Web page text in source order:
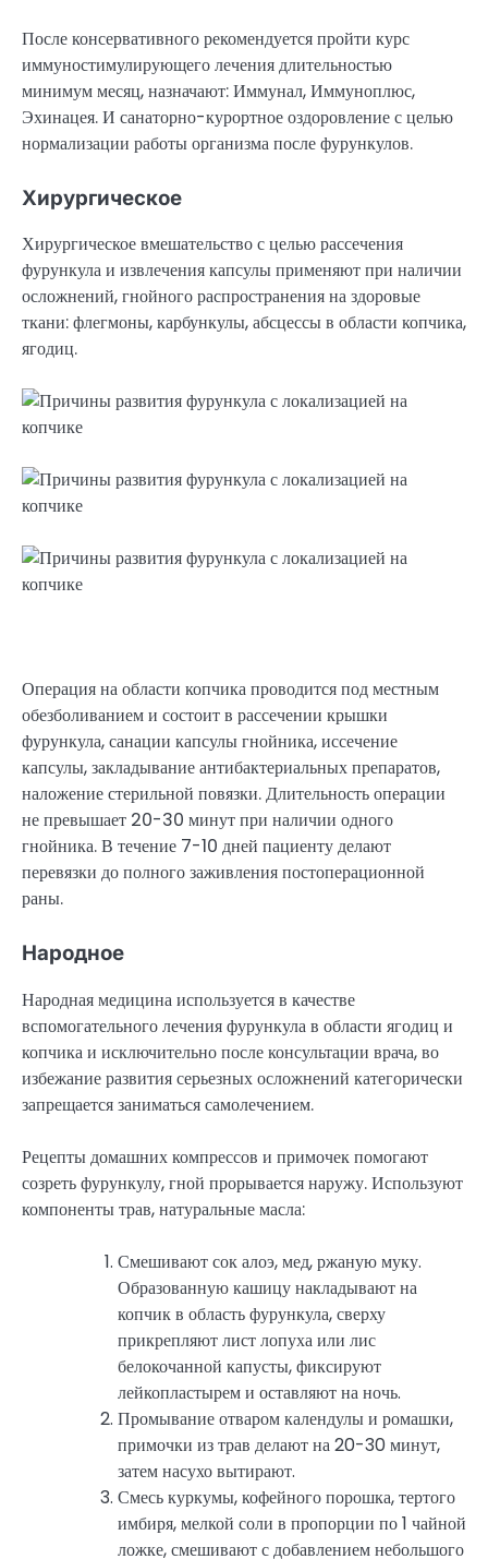
После консервативного рекомендуется пройти курс
иммуностимулирующего лечения длительностью
минимум месяц, назначают: Иммунал, Иммуноплюс,
Эхинацея. И санаторно-курортное оздоровление с целью
нормализации работы организма после фурункулов.
Хирургическое
Хирургическое вмешательство с целью рассечения
фурункула и извлечения капсулы применяют при наличии
осложнений, гнойного распространения на здоровые
ткани: флегмоны, карбункулы, абсцессы в области копчика,
ягодиц.
Операция на области копчика проводится под местным
обезболиванием и состоит в рассечении крышки
фурункула, санации капсулы гнойника, иссечение
капсулы, закладывание антибактериальных препаратов,
наложение стерильной повязки. Длительность операции
не превышает 20-30 минут при наличии одного
гнойника. В течение 7-10 дней пациенту делают
перевязки до полного заживления постоперационной
раны.
Народное
Народная медицина используется в качестве
вспомогательного лечения фурункула в области ягодиц и
копчика и исключительно после консультации врача, во
избежание развития серьезных осложнений категорически
запрещается заниматься самолечением.
Рецепты домашних компрессов и примочек помогают
созреть фурункулу, гной прорывается наружу. Используют
компоненты трав, натуральные масла:
Смешивают сок алоэ, мед, ржаную муку.
Образованную кашицу накладывают на
копчик в область фурункула, сверху
прикрепляют лист лопуха или лис
белокочанной капусты, фиксируют
лейкопластырем и оставляют на ночь.
Промывание отваром календулы и ромашки,
примочки из трав делают на 20-30 минут,
затем насухо вытирают.
Смесь куркумы, кофейного порошка, тертого
имбиря, мелкой соли в пропорции по 1 чайной
ложке, смешивают с добавлением небольшого